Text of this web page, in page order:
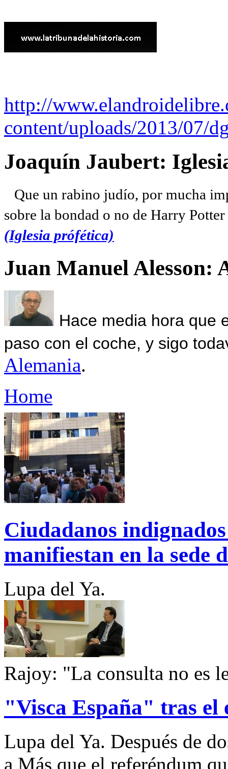
http://
content/uploads/2013/07/
Joaquín Jaubert:
Que un rabino judío, por mucha
sobre la bondad o no de Harry
(Iglesia prófética)
Juan Manuel Alesson:
Hace media hora que
paso con el coche, y sigo
Alemania.
Home
Ciudadanos
manifiestan en la sede
Lupa del Ya.
Rajoy: "La consulta no es
"Visca España" tras el
Lupa del Ya. Después de
a Más que el referéndum